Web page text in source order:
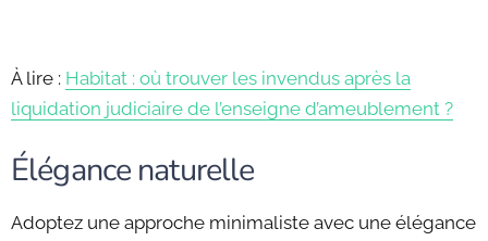
À lire : Habitat : où trouver les invendus après la
liquidation judiciaire de l’enseigne d’ameublement ?
Élégance naturelle
Adoptez une approche minimaliste avec une élégance